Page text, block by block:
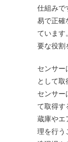
仕組みで
易で正確
ていま
要な役割
センサー
として
センサー
て取得す
蔵庫やエ
理を行う